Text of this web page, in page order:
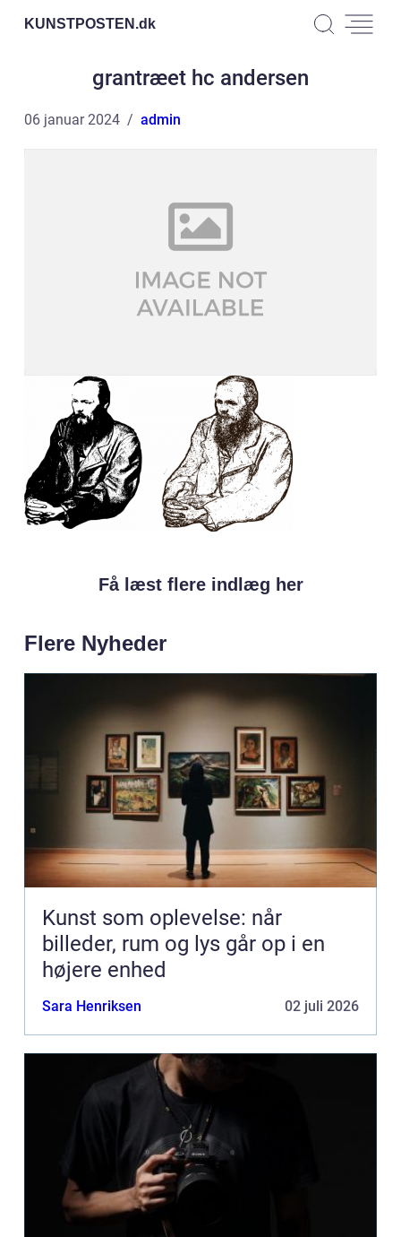
KUNSTPOSTEN.dk
grantræet hc andersen
06 januar 2024 admin
Få læst flere indlæg her
Flere Nyheder
Kunst som oplevelse: når
billeder, rum og lys går op i en
højere enhed
Sara Henriksen 02 juli 2026